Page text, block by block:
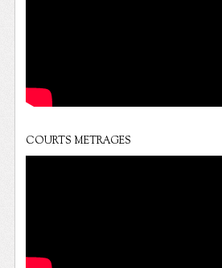
COURTS METRAGES